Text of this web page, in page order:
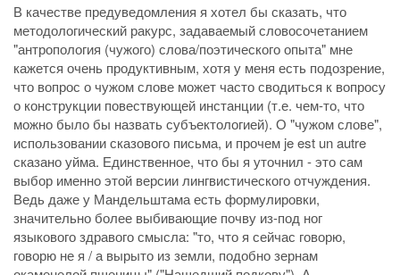
В качестве предуведомления я хотел бы сказать, что
методологический ракурс, задаваемый словосочетанием
"антропология (чужого) слова/поэтического опыта" мне
кажется очень продуктивным, хотя у меня есть подозрение,
что вопрос о чужом слове может часто сводиться к вопросу
о конструкции повествующей инстанции (т.е. чем-то, что
можно было бы назвать субъектологией). О "чужом слове",
использовании сказового письма, и прочем je est un autre
сказано уйма. Единственное, что бы я уточнил - это сам
выбор именно этой версии лингвистического отчуждения.
Ведь даже у Мандельштама есть формулировки,
значительно более выбивающие почву из-под ног
языкового здравого смысла: "то, что я сейчас говорю,
говорю не я / а вырыто из земли, подобно зернам